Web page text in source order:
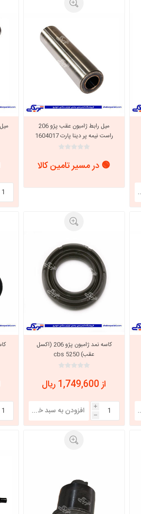
میل رابط ژامبون عقب پژو 206
راست نیمه پر دینا پارت 1604017
🟢 در مسیر تامین کالا
کاسه نمد ژامبون پژو 206 (اکسل
عقب) cbs 5250
از 1,749,600 ریال
i
h